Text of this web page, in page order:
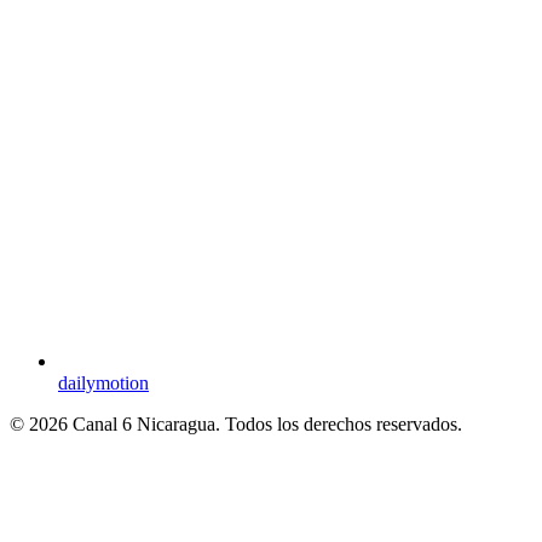
dailymotion
© 2026 Canal 6 Nicaragua. Todos los derechos reservados.